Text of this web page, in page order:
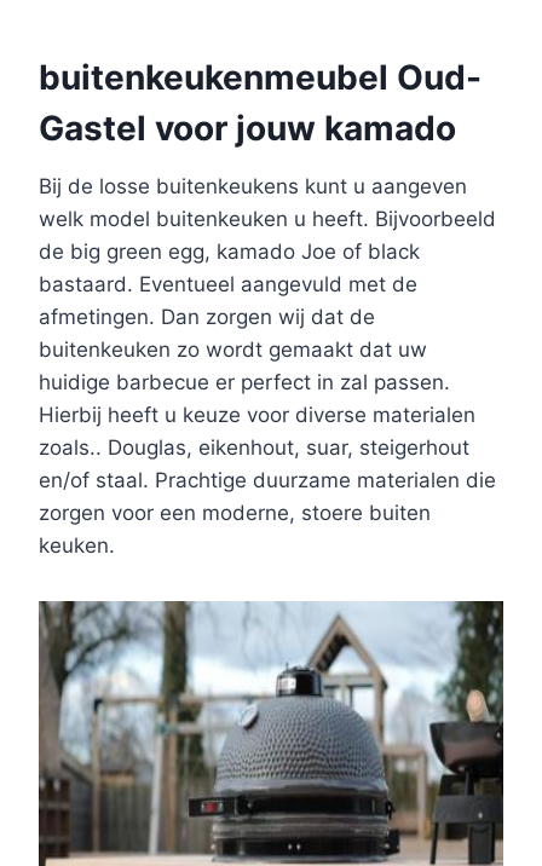
buitenkeukenmeubel Oud-
Gastel voor jouw kamado
Bij de losse buitenkeukens kunt u aangeven
welk model buitenkeuken u heeft. Bijvoorbeeld
de big green egg, kamado Joe of black
bastaard. Eventueel aangevuld met de
afmetingen. Dan zorgen wij dat de
buitenkeuken zo wordt gemaakt dat uw
huidige barbecue er perfect in zal passen.
Hierbij heeft u keuze voor diverse materialen
zoals.. Douglas, eikenhout, suar, steigerhout
en/of staal. Prachtige duurzame materialen die
zorgen voor een moderne, stoere buiten
keuken.